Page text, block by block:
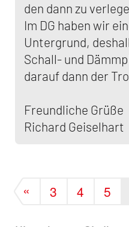
den dann zu
Im DG haben wir
Untergrund,
Schall- und
darauf dann der
Freundliche Grüße
Richard Geiselhart
« 3 4 5